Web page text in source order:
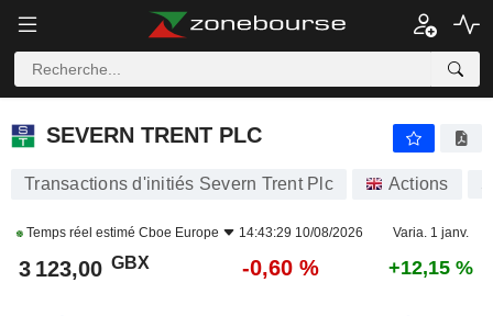
SEVERN TRENT PLC
SEVERN TRENT PLC
Transactions d'initiés Severn Trent Plc Actions
Temps réel estimé Cboe Europe 14:43:29 10/08/2026 Varia. 1 janv.
3 123,00 GBX -0,60 % +12,15 %